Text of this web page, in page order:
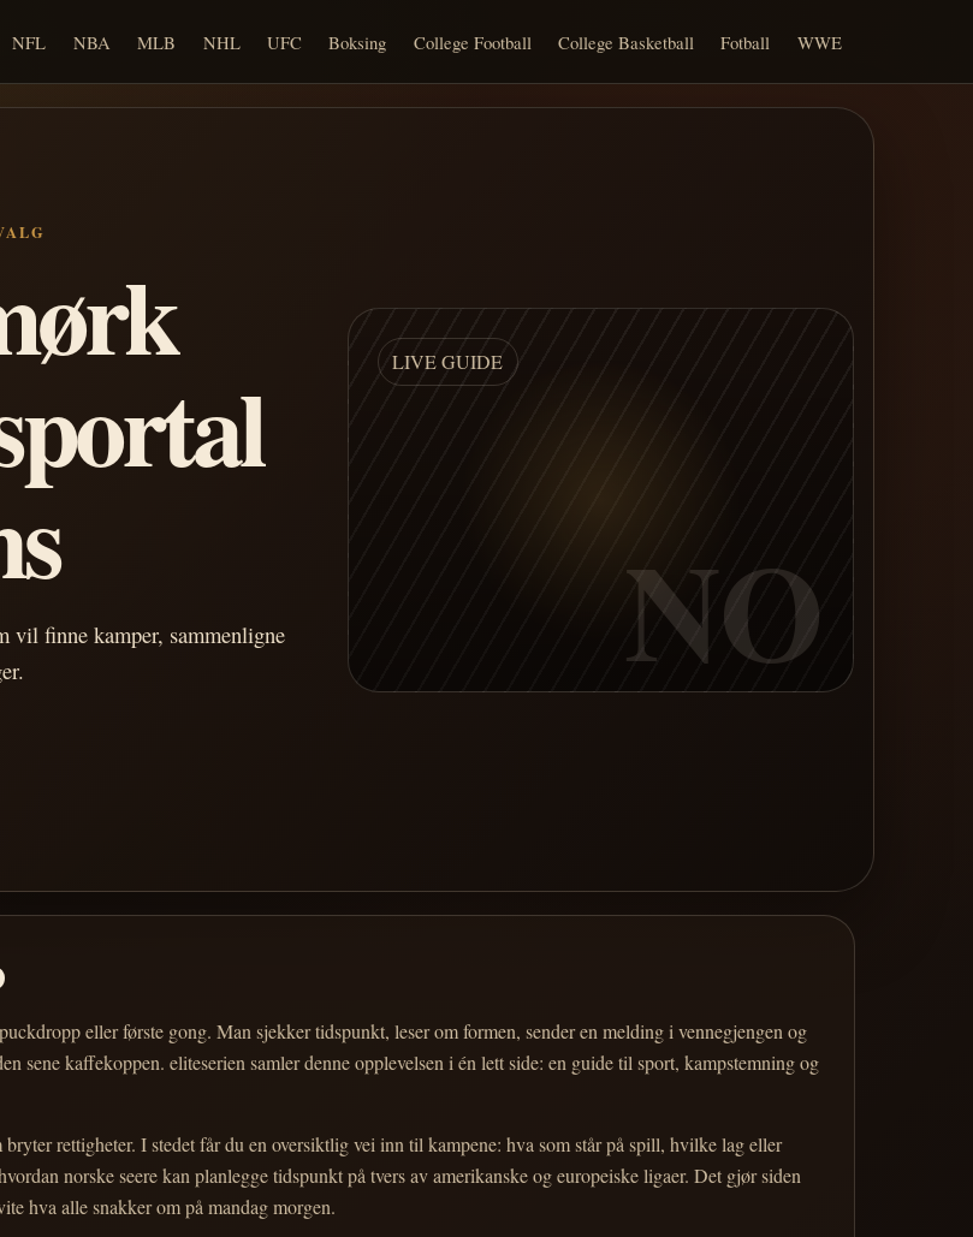
NFL NBA MLB NHL UFC Boksing College Football College Basketball Fotball WWE
vil finne kamper, sammenligne
LIVE GUIDE
NO
eller første gong. Man sjekker tidspunkt, leser om formen, sender en melding i vennegjengen og
sene kaffekoppen. eliteserien samler denne opplevelsen i én lett side: en guide til sport, kampstemning og
rettigheter. I stedet får du en oversiktlig vei inn til kampene: hva som står på spill, hvilke lag eller
norske seere kan planlegge tidspunkt på tvers av amerikanske og europeiske ligaer. Det gjør siden
hva alle snakker om på mandag morgen.